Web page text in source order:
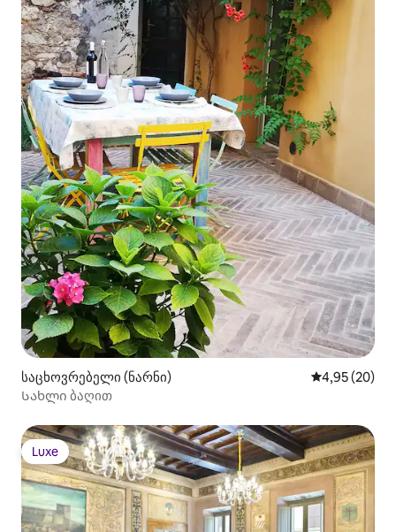
საცხოვრებელი (ნარნი) საშუალო
4,95 (20)
Სახლი ბაღით
Luxe
Luxe